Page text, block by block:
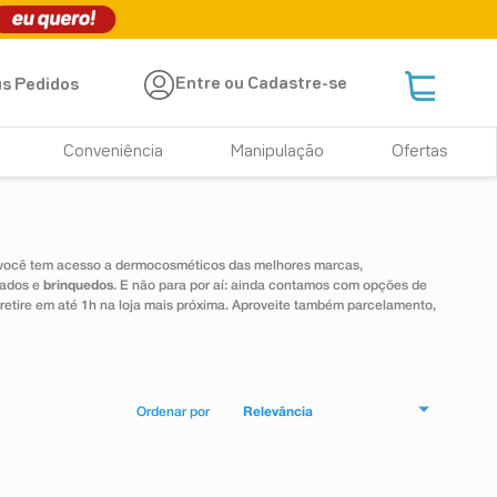
Pedidos Entre ou Cadastre-se
Conveniência Manipulação Ofertas
tem acesso a dermocosméticos das melhores marcas,
e brinquedos. E não para por aí: ainda contamos com opções de
em até 1h na loja mais próxima. Aproveite também parcelamento,
Relevância